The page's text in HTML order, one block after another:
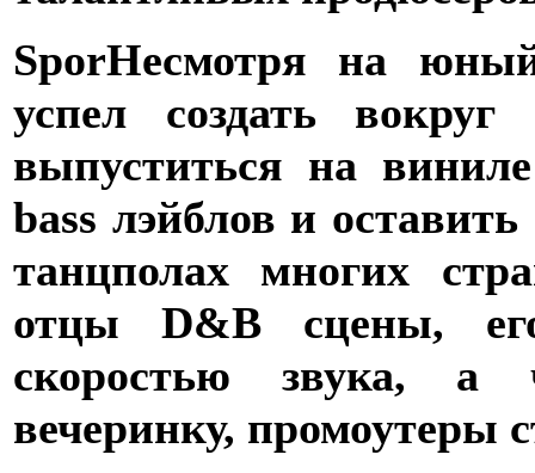
SporНесмотря на
успел создать
выпуститься на
bass лэйблов и
танцполах многих
отцы D&B сцены,
скоростью звука, а
вечеринку, промоутеры